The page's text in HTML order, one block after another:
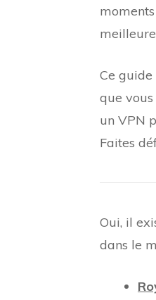
Ce
que
un VPN
Faites
Oui, il
dans le